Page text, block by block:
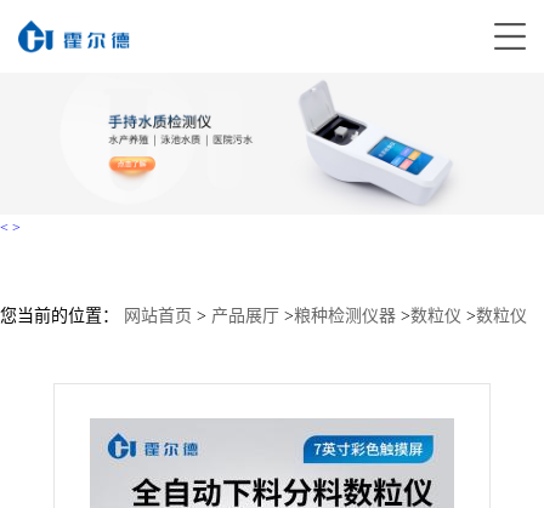
< >
您当前的位置： 网站首页 > 产品展厅 >粮种检测仪器 >数粒仪 >数粒仪